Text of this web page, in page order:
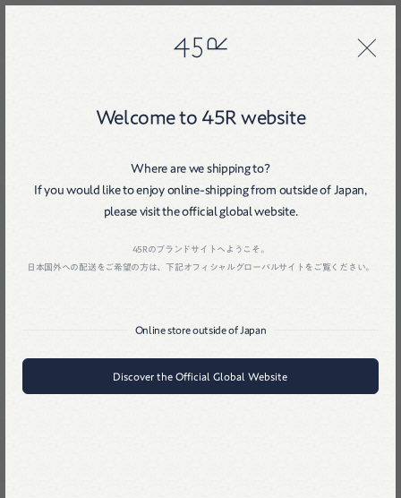
45R
二〇二五
45R
Welcome to 45R website
Where are we shipping to?
If you would like to enjoy online-shipping from outside of Japan,
please visit the official global website.
45Rのブランドサイトへようこそ。
日本国外への配送をご希望の方は、下記オフィシャルグローバルサイトをご覧ください。
Online store outside of Japan
Discover the Official Global Website